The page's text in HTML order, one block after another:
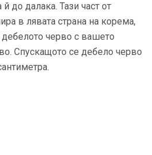
до далака. Тази част от
в лявата страна на корема,
черво с вашето
Спускащото се дебело черво